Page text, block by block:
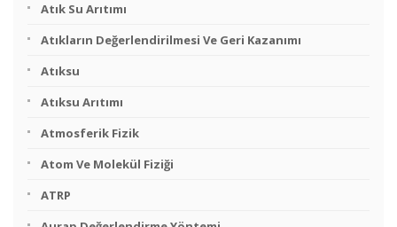
Atık Su Arıtımı
Atıkların Değerlendirilmesi Ve Geri Kazanımı
Atıksu
Atıksu Arıtımı
Atmosferik Fizik
Atom Ve Molekül Fiziği
ATRP